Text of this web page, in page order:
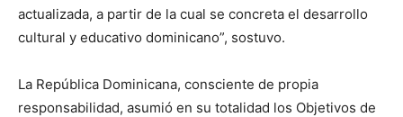
actualizada, a partir de la cual se concreta el desarrollo
cultural y educativo dominicano”, sostuvo.
La República Dominicana, consciente de propia
responsabilidad, asumió en su totalidad los Objetivos de